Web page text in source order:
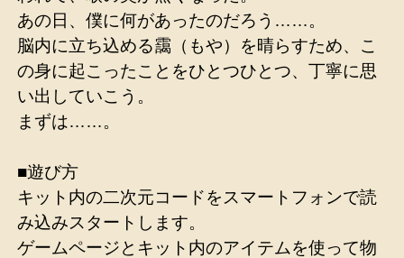
あの日、僕に何があったのだろう……。
脳内に立ち込める靄（もや）を晴らすため、こ
の身に起こったことをひとつひとつ、丁寧に思
い出していこう。
まずは……。
■遊び方
キット内の二次元コードをスマートフォンで読
み込みスタートします。
ゲームページとキット内のアイテムを使って物